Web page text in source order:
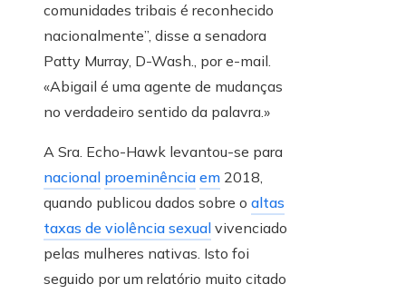
comunidades tribais é reconhecido
nacionalmente”, disse a senadora
Patty Murray, D-Wash., por e-mail.
«Abigail é uma agente de mudanças
no verdadeiro sentido da palavra.»
A Sra. Echo-Hawk levantou-se para
nacional proeminência em 2018,
quando publicou dados sobre o altas
taxas de violência sexual vivenciado
pelas mulheres nativas. Isto foi
seguido por um relatório muito citado